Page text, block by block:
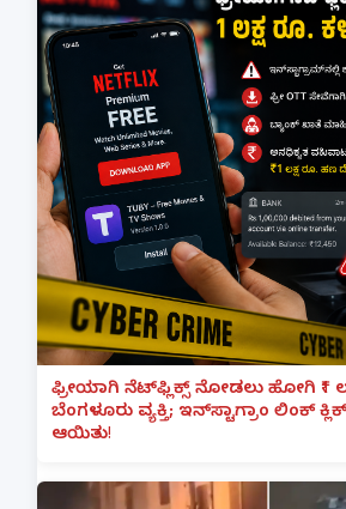
ಫ್ರೀಯಾಗಿ ನೆಟ್‌ಫ್ಲಿಕ್ಸ್ ನೋಡಲು ಹೋಗಿ ₹1
ಬೆಂಗಳೂರು ವ್ಯಕ್ತಿ; ಇನ್‌ಸ್ಟಾಗ್ರಾಂ ಲಿಂಕ್
ಆಯಿತು!